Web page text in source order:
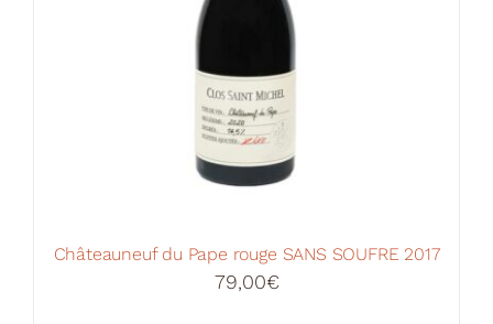
Châteauneuf du Pape rouge SANS SOUFRE 2017
79,00€